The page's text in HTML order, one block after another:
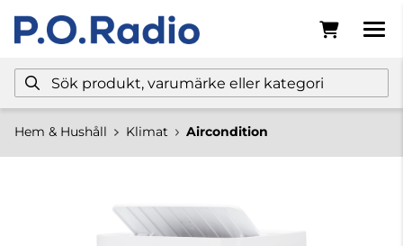
Hem & Hushåll Klimat Aircondition